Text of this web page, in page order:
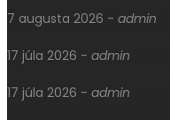
7 augusta 2026 - admin
17 júla 2026 - admin
17 júla 2026 - admin